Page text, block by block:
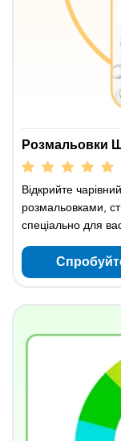
Розмальовки ШІ
Відкрийте
розмальовками,
спеціально для